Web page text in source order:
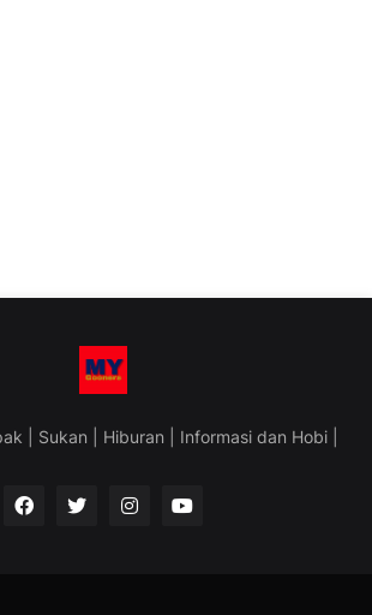
| Sukan | Hiburan | Informasi dan Hobi |